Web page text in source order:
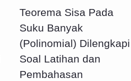
Teorema Sisa Pada
Suku Banyak
(Polinomial) Dilengkapi
Soal Latihan dan
Pembahasan